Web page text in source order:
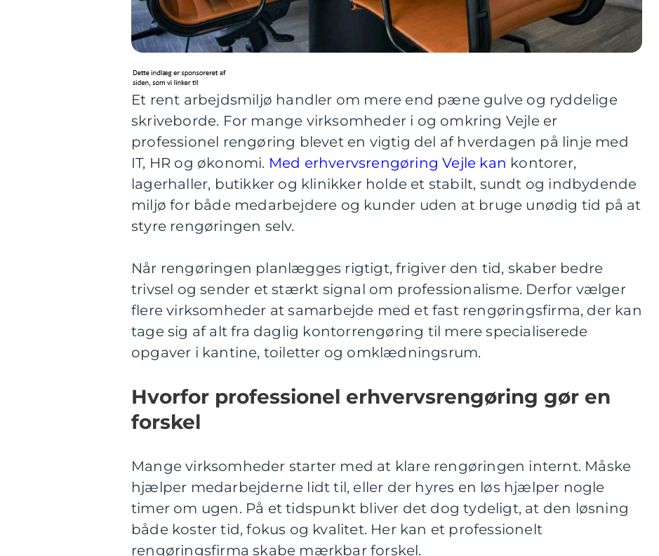
Et rent arbejdsmiljø handler om mere end pæne gulve og ryddelige
skriveborde. For mange virksomheder i og omkring Vejle er
professionel rengøring blevet en vigtig del af hverdagen på linje med
IT, HR og økonomi. Med erhvervsrengøring Vejle kan kontorer,
lagerhaller, butikker og klinikker holde et stabilt, sundt og indbydende
miljø for både medarbejdere og kunder uden at bruge unødig tid på at
styre rengøringen selv.
Når rengøringen planlægges rigtigt, frigiver den tid, skaber bedre
trivsel og sender et stærkt signal om professionalisme. Derfor vælger
flere virksomheder at samarbejde med et fast rengøringsfirma, der kan
tage sig af alt fra daglig kontorrengøring til mere specialiserede
opgaver i kantine, toiletter og omklædningsrum.
Hvorfor professionel erhvervsrengøring gør en
forskel
Mange virksomheder starter med at klare rengøringen internt. Måske
hjælper medarbejderne lidt til, eller der hyres en løs hjælper nogle
timer om ugen. På et tidspunkt bliver det dog tydeligt, at den løsning
både koster tid, fokus og kvalitet. Her kan et professionelt
rengøringsfirma skabe mærkbar forskel.